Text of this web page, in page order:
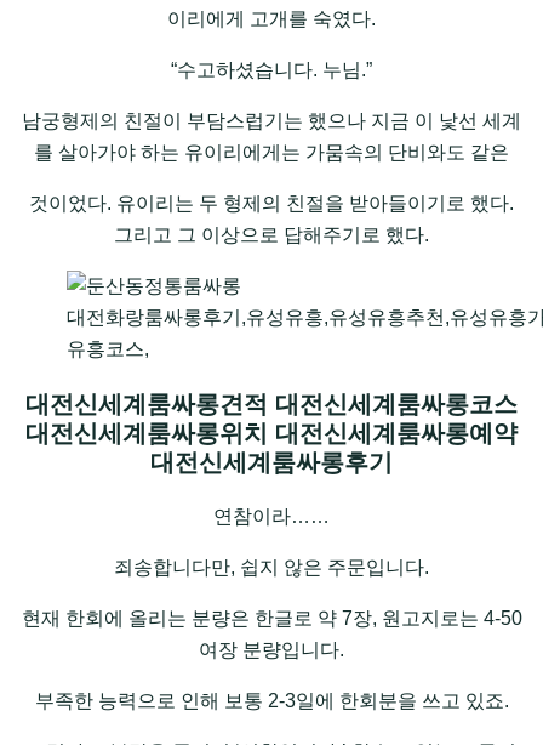
이리에게 고개를 숙였다.
“수고하셨습니다. 누님.”
남궁형제의 친절이 부담스럽기는 했으나 지금 이 낯선 세계
를 살아가야 하는 유이리에게는 가뭄속의 단비와도 같은
것이었다. 유이리는 두 형제의 친절을 받아들이기로 했다.
그리고 그 이상으로 답해주기로 했다.
대전화랑룸싸롱후기,유성유흥,유성유흥추천,유성유흥
유흥코스,
대전신세계룸싸롱견적 대전신세계룸싸롱코스
대전신세계룸싸롱위치 대전신세계룸싸롱예약
대전신세계룸싸롱후기
연참이라……
죄송합니다만, 쉽지 않은 주문입니다.
현재 한회에 올리는 분량은 한글로 약 7장, 원고지로는 4-50
여장 분량입니다.
부족한 능력으로 인해 보통 2-3일에 한회분을 쓰고 있죠.